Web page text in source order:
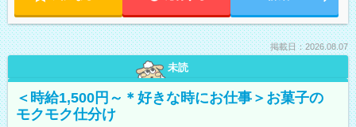
掲載日：2026.08.07
未読
＜時給1,500円～＊好きな時にお仕事＞お菓子の
モクモク仕分け